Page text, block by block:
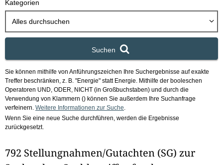
Kategorien
Alles durchsuchen
Suchen
Sie können mithilfe von Anführungszeichen Ihre Suchergebnisse auf exakte
Treffer beschränken, z. B. "Energie" statt Energie. Mithilfe der booleschen
Operatoren UND, ODER, NICHT (in Großbuchstaben) und durch die
Verwendung von Klammern () können Sie außerdem Ihre Suchanfrage
verfeinern. Weitere Informationen zur Suche
Wenn Sie eine neue Suche durchführen, werden die Ergebnisse
zurückgesetzt.
792 Stellungnahmen/Gutachten (SG) zur